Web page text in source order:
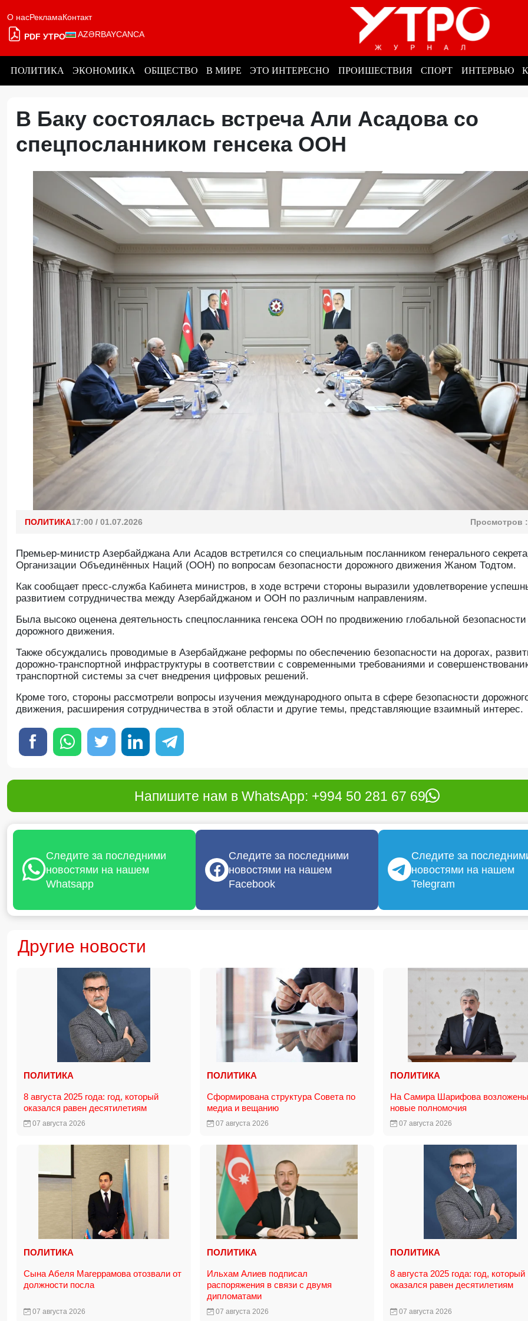
О насРекламаКонтакт
PDF УТРО AZƏRBAYCANCA
ПОЛИТИКА ЭКОНОМИКА ОБЩЕСТВО В МИРЕ ЭТО ИНТЕРЕСНО ПРОИШЕСТВИЯ СПОРТ ИНТЕРВЬЮ
В Баку состоялась встреча Али Асадова со
спецпосланником генсека ООН
ПОЛИТИКА17:00 / 01.07.2026 Просмотров :
Премьер-министр Азербайджана Али Асадов встретился со специальным посланником генерального
Организации Объединённых Наций (ООН) по вопросам безопасности дорожного движения Жаном Тодтом.
Как сообщает пресс-службa Кабинета министров, в ходе встречи стороны выразили удовлетворение
развитием сотрудничества между Азербайджаном и ООН по различным направлениям.
Была высоко оценена деятельность спецпосланника генсека ООН по продвижению глобальной безопасности
дорожного движения.
Также обсуждались проводимые в Азербайджане реформы по обеспечению безопасности на дорогах,
дорожно-транспортной инфраструктуры в соответствии с современными требованиями и
транспортной системы за счет внедрения цифровых решений.
Кроме того, стороны рассмотрели вопросы изучения международного опыта в сфере безопасности
движения, расширения сотрудничества в этой области и другие темы, представляющие взаимный интерес.
Напишите нам в WhatsApp: +994 50 281 67 69
Следите за последними
новостями на нашем
Whatsapp
Следите за последними
новостями на нашем
Facebook
Следите за
новостями на нашем
Telegram
Другие новости
ПОЛИТИКА
8 августа 2025 года: год, который
оказался равен десятилетиям
07 августа 2026
ПОЛИТИКА
Сформирована структура Совета по
медиа и вещанию
07 августа 2026
ПОЛИТИКА
На Самира Шарифова возложены
новые полномочия
07 августа 2026
ПОЛИТИКА
Сына Абеля Магеррамова отозвали от
должности посла
07 августа 2026
ПОЛИТИКА
Ильхам Алиев подписал
распоряжения в связи с двумя
дипломатами
07 августа 2026
ПОЛИТИКА
8 августа 2025 года: год, который
оказался равен десятилетиям
07 августа 2026